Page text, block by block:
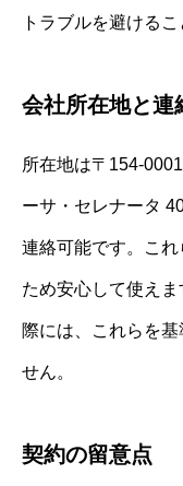
トラブルを避けるこ
会社所在地と連
所在地は〒154-
ーサ・セレナータ
連絡可能です。こ
ため安心して使え
際には、これらを
せん。
契約の留意点